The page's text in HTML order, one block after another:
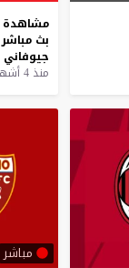
مشاهدة
بث مباشر
جيوفاني
منذ 4 أشهر
مباشر